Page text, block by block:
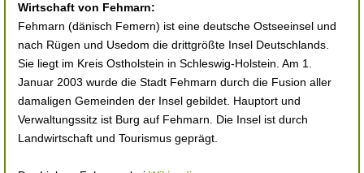
Wirtschaft von Fehmarn:
Fehmarn (dänisch Femern) ist eine deutsche Ostseeinsel und
nach Rügen und Usedom die drittgrößte Insel Deutschlands.
Sie liegt im Kreis Ostholstein in Schleswig-Holstein. Am 1.
Januar 2003 wurde die Stadt Fehmarn durch die Fusion aller
damaligen Gemeinden der Insel gebildet. Hauptort und
Verwaltungssitz ist Burg auf Fehmarn. Die Insel ist durch
Landwirtschaft und Tourismus geprägt.